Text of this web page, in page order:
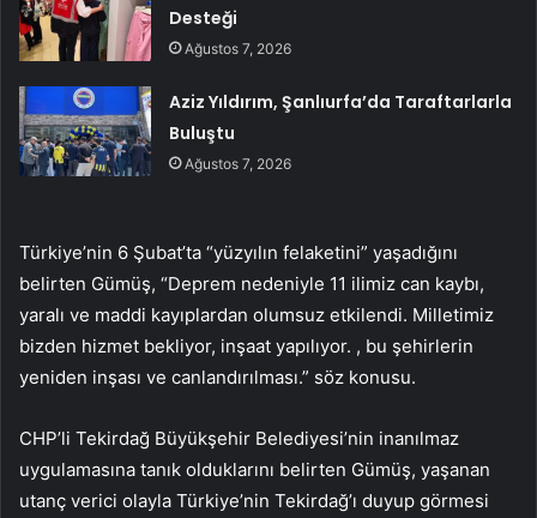
Desteği
Ağustos 7, 2026
Aziz Yıldırım, Şanlıurfa’da Taraftarlarla
Buluştu
Ağustos 7, 2026
Türkiye’nin 6 Şubat’ta “yüzyılın felaketini” yaşadığını
belirten Gümüş, “Deprem nedeniyle 11 ilimiz can kaybı,
yaralı ve maddi kayıplardan olumsuz etkilendi. Milletimiz
bizden hizmet bekliyor, inşaat yapılıyor. , bu şehirlerin
yeniden inşası ve canlandırılması.” söz konusu.
CHP’li Tekirdağ Büyükşehir Belediyesi’nin inanılmaz
uygulamasına tanık olduklarını belirten Gümüş, yaşanan
utanç verici olayla Türkiye’nin Tekirdağ’ı duyup görmesi